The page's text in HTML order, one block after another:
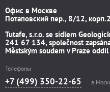
Офис в Москве
Потаповский пер., 8/12,
Tutafe, s.r.o. se sídlem
241 67 134, společnost
Městským soudem v Praze
Телефоны
+7 (499) 350-22-65 в